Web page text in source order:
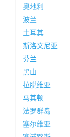
奥地利
波兰
土耳其
斯洛文尼亚
芬兰
黑山
拉脱维亚
马其顿
法罗群岛
塞尔维亚